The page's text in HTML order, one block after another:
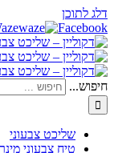
דלג לתוכן
Facebook
חיפוש...
שליכט צבעוני
טיח צבעוני